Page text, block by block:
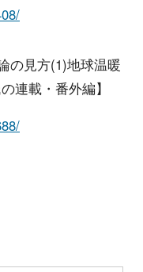
の見方(1)地球温暖
連載・番外編】